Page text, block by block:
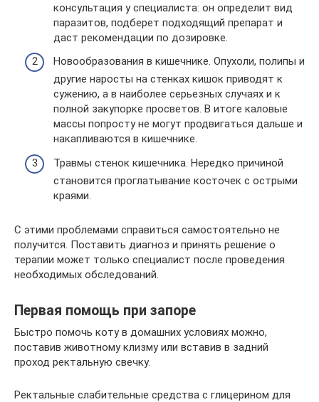
консультация у специалиста: он определит вид
паразитов, подберет подходящий препарат и
даст рекомендации по дозировке.
Новообразования в кишечнике. Опухоли, полипы и
другие наросты на стенках кишок приводят к
сужению, а в наиболее серьезных случаях и к
полной закупорке просветов. В итоге каловые
массы попросту не могут продвигаться дальше и
накапливаются в кишечнике.
Травмы стенок кишечника. Нередко причиной
становится проглатывание косточек с острыми
краями.
С этими проблемами справиться самостоятельно не
получится. Поставить диагноз и принять решение о
терапии может только специалист после проведения
необходимых обследований.
Первая помощь при запоре
Быстро помочь коту в домашних условиях можно,
поставив животному клизму или вставив в задний
проход ректальную свечку.
Ректальные слабительные средства с глицерином для